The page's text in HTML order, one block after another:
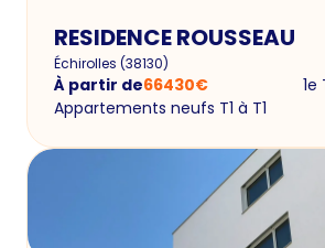
RESIDENCE ROUSSEAU
Échirolles (38130)
À partir de66430€
Appartements neufs T1 à T1